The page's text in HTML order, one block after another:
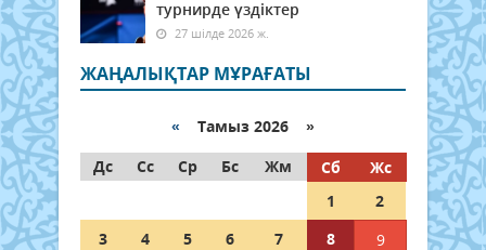
турнирде үздіктер
27 шілде 2026 ж.
ЖАҢАЛЫҚТАР МҰРАҒАТЫ
« Тамыз 2026 »
Дс
Сс Ср Бс Жм Сб
Жс
1
2
3
4 5 6 7 8
9